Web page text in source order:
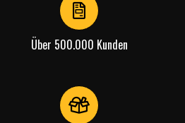
Über 500.000 Kunden